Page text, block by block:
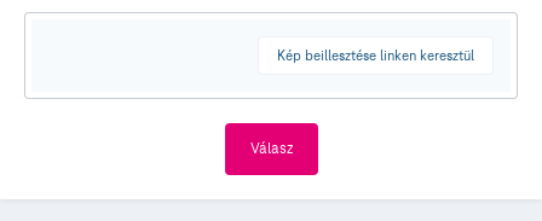
Kép beillesztése linken keresztül
Válasz